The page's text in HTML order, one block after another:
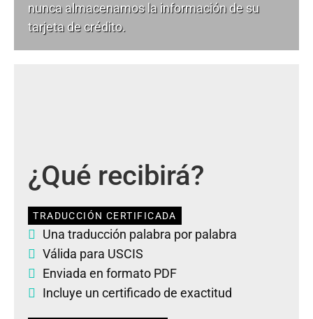
nunca almacenamos la información de su
tarjeta de crédito.
¿Qué recibirá?
TRADUCCIÓN CERTIFICADA
Una traducción palabra por palabra
Válida para USCIS
Enviada en formato PDF
Incluye un certificado de exactitud